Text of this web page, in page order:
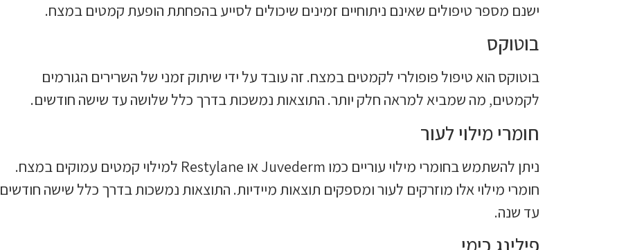
ישנם מספר טיפולים שאינם ניתוחיים זמינים שיכולים לסייע בהפחתת הופעת קמטים במצח.
בוטוקס
בוטוקס הוא טיפול פופולרי לקמטים במצח. זה עובד על ידי שיתוק זמני של השרירים הגורמים
לקמטים, מה שמביא למראה חלק יותר. התוצאות נמשכות בדרך כלל שלושה עד שישה חודשים.
חומרי מילוי לעור
ניתן להשתמש בחומרי מילוי עוריים כמו Juvederm או Restylane למילוי קמטים עמוקים במצח.
חומרי מילוי אלו מוזרקים לעור ומספקים תוצאות מיידיות. התוצאות נמשכות בדרך כלל שישה חודשים
עד שנה.